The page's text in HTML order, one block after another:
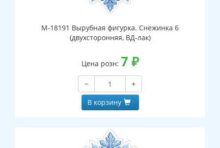
М-18191 Вырубная фигурка. Снежинка 6
(двухсторонняя, ВД-лак)
Цена розн: 7 ₽
−
+
В корзину